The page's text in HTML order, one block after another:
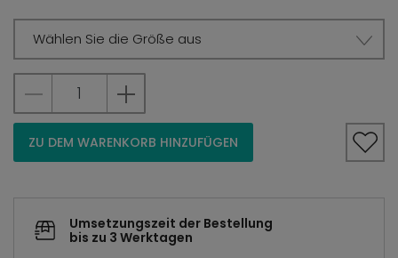
Wählen Sie die Größe aus
ZU DEM WARENKORB HINZUFÜGEN
Umsetzungszeit der Bestellung
bis zu 3 Werktagen